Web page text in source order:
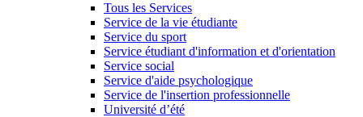
Tous les Services
Service de la vie étudiante
Service du sport
Service étudiant d'information et d'orientation
Service social
Service d'aide psychologique
Service de l'insertion professionnelle
Université d’été